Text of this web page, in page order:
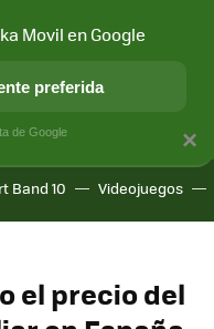
APLICACIONES
Band 10 Videojuegos
el precio del
×
Movil en Google
preferida
de Google